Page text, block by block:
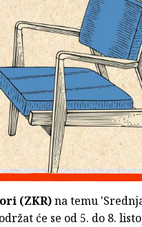
(ZKR)na temu
će se od 5. do 8.